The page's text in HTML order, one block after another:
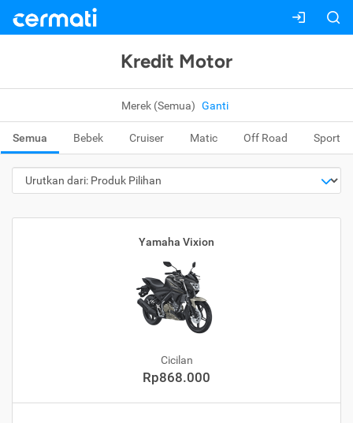
Kredit Motor
Merek (Semua) Ganti
Semua Bebek Cruiser Matic Off Road Sport
Yamaha Vixion
Cicilan
Rp868.000